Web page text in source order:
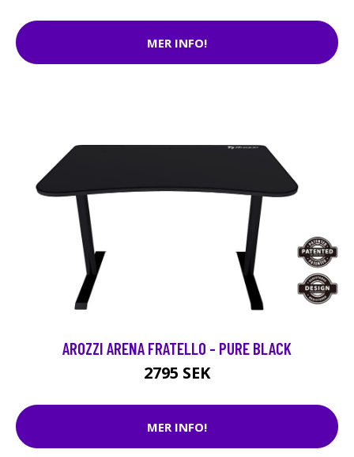
MER INFO!
AROZZI ARENA FRATELLO - PURE BLACK
2795 SEK
MER INFO!